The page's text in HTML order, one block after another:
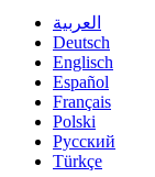
العربية
Deutsch
Englisch
Español
Français
Polski
Русский
Türkçe